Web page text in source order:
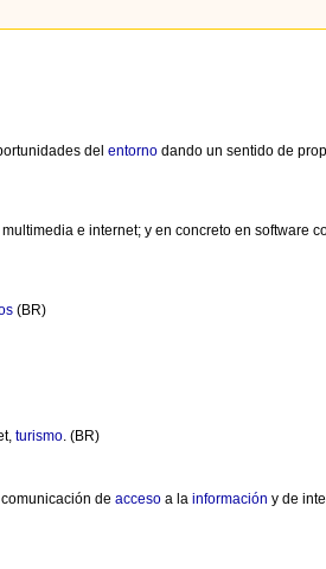
del entorno dando un sentido de
e internet; y en concreto en software
(BR)
turismo. (BR)
de acceso a la información y de